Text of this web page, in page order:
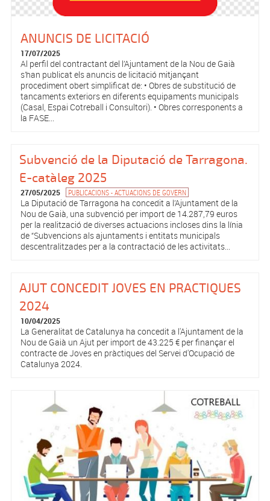
ANUNCIS DE LICITACIÓ
17/07/2025
Al perfil del contractant del l’Ajuntament de la Nou de Gaià
s’han publicat els anuncis de licitació mitjançant
procediment obert simplificat de: • Obres de substitució de
tancaments exteriors en diferents equipaments municipals
(Casal, Espai Cotreball i Consultori). • Obres corresponents a
la FASE...
Subvenció de la Diputació de Tarragona.
E-catàleg 2025
27/05/2025 PUBLICACIONS - ACTUACIONS DE GOVERN
La Diputació de Tarragona ha concedit a l’Ajuntament de la
Nou de Gaià, una subvenció per import de 14.287,79 euros
per la realització de diverses actuacions incloses dins la línia
de “Subvencions als ajuntaments i entitats municipals
descentralitzades per a la contractació de les activitats...
AJUT CONCEDIT JOVES EN PRACTIQUES
2024
10/04/2025
La Generalitat de Catalunya ha concedit a l'Ajuntament de la
Nou de Gaià un Ajut per import de 43.225 € per finançar el
contracte de Joves en pràctiques del Servei d'Ocupació de
Catalunya 2024.